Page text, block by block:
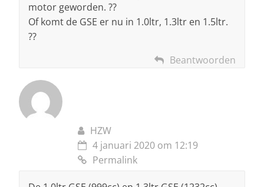
motor geworden. ??
Of komt de GSE er nu in 1.0ltr, 1.3ltr en 1.5ltr.
??
Beantwoorden
HZW
4 januari 2020 om 12:19
Permalink